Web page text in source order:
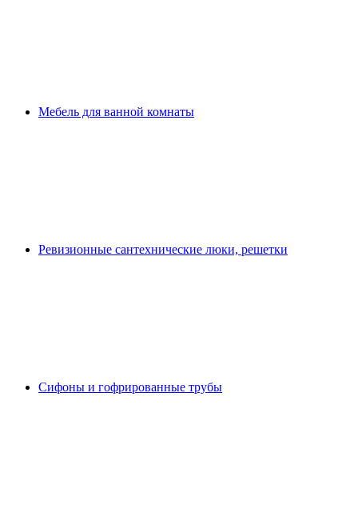
Мебель для ванной комнаты
Ревизионные сантехнические люки, решетки
Сифоны и гофрированные трубы